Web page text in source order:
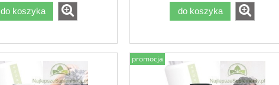
do koszyka do koszyka
promocja